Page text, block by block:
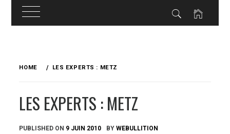
HOME LES EXPERTS : METZ
LES EXPERTS : METZ
PUBLISHED ON 9 JUIN 2010 BYWEBULLITION